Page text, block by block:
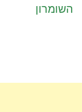
השומרון